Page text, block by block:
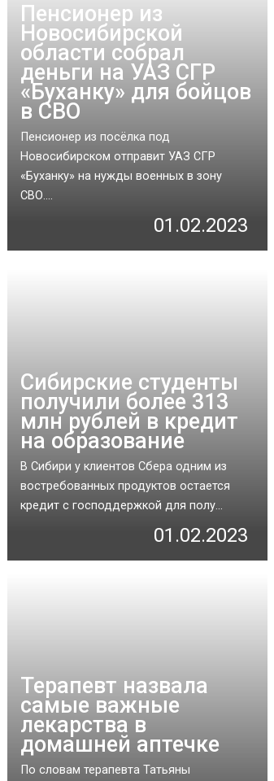
Пенсионер из
Новосибирской
области собрал
деньги на УАЗ СГР
«Буханку» для бойцов
в СВО
Пенсионер из посёлка под
Новосибирском отправит УАЗ СГР
«Буханку» на нужды военных в зону
СВО....
01.02.2023
Сибирские студенты
получили более 313
млн рублей в кредит
на образование
В Сибири у клиентов Сбера одним из
востребованных продуктов остается
кредит с господдержкой для полу...
01.02.2023
Терапевт назвала
самые важные
лекарства в
домашней аптечке
По словам терапевта Татьяны